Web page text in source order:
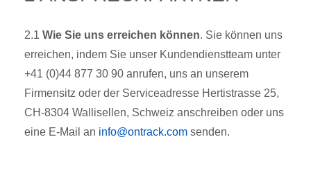
2.1 Wie Sie uns erreichen können. Sie können uns
erreichen, indem Sie unser Kundendienstteam unter
+41 (0)44 877 30 90 anrufen, uns an unserem
Firmensitz oder der Serviceadresse Hertistrasse 25,
CH-8304 Wallisellen, Schweiz anschreiben oder uns
eine E-Mail an info@ontrack.com senden.